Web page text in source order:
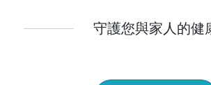
守護您與家人的健